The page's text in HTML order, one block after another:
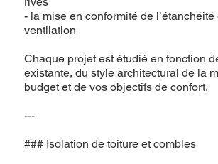
- la mise en conformité de l’étanchéité
ventilation
Chaque projet est étudié en fonction
existante, du style architectural de la
budget et de vos objectifs de confort.
---
### Isolation de toiture et combles